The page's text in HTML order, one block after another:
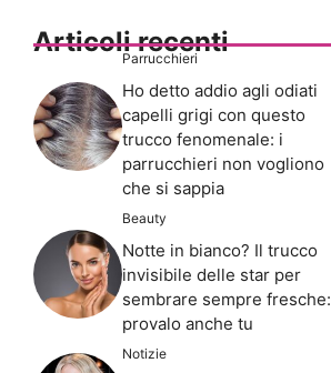
Articoli recenti
Parrucchieri
Ho detto addio agli odiati
capelli grigi con questo
trucco fenomenale: i
parrucchieri non vogliono
che si sappia
Beauty
Notte in bianco? Il trucco
invisibile delle star per
sembrare sempre fresche:
provalo anche tu
Notizie